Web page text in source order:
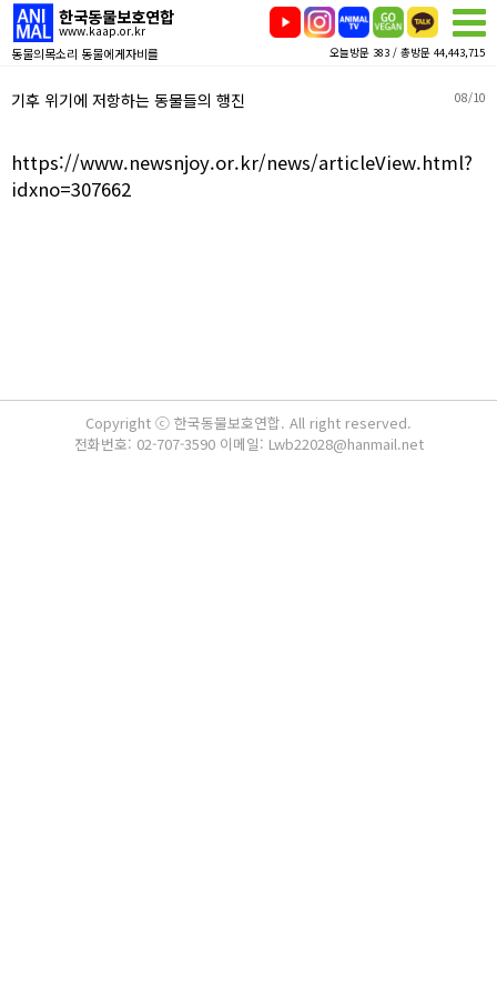
한국동물보호연합
www.kaap.or.kr
동물의목소리 동물에게자비를 오늘방문 383 / 총방문 44,443,715
기후 위기에 저항하는 동물들의 행진 08/10
https://www.newsnjoy.or.kr/news/articleView.html?
idxno=307662
Copyright ⓒ 한국동물보호연합. All right reserved.
전화번호: 02-707-3590 이메일: Lwb22028@hanmail.net